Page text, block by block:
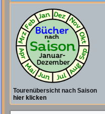
Tourenübersicht nach Saison
hier klicken